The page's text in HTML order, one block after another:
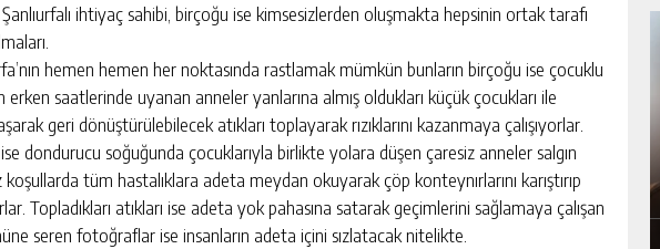
Şanlıurfalı ihtiyaç sahibi, birçoğu ise kimsesizlerden oluşmakta hepsinin ortak tarafı
hemen hemen her noktasında rastlamak mümkün bunların birçoğu ise çocuklu
erken saatlerinde uyanan anneler yanlarına almış oldukları küçük çocukları ile
geri dönüştürülebilecek atıkları toplayarak rızıklarını kazanmaya çalışıyorlar.
ise dondurucu soğuğunda çocuklarıyla birlikte yolara düşen çaresiz anneler salgın
tüm hastalıklara adeta meydan okuyarak çöp konteynırlarını karıştırıp
Topladıkları atıkları ise adeta yok pahasına satarak geçimlerini sağlamaya çalışan
seren fotoğraflar ise insanların adeta içini sızlatacak nitelikte.
HABER AKIŞI
BARIŞ, BIRLIK VE
ÇIKTI
GÜNLÜK HABER AKIŞI
BAŞKAN BUNU YAPARSA! SIGORTACILAR
KAÇAK ŞUBEYE TEPKILI